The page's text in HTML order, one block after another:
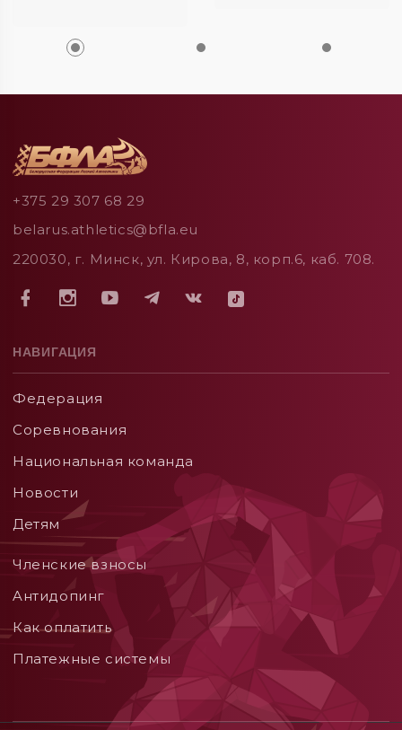
+375 29 307 68 29
belarus.athletics@bfla.eu
220030, г. Минск, ул. Кирова, 8, корп.6, каб. 708.
НАВИГАЦИЯ
Федерация
Соревнования
Национальная команда
Новости
Детям
Членские взносы
Aнтидопинг
Как оплатить
Платежные системы